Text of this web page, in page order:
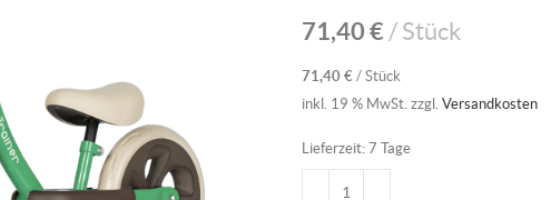
71,40€ Stück
71,40 € / Stück
inkl. 19 % MwSt. zzgl. Versandkosten
Lieferzeit: 7 Tage